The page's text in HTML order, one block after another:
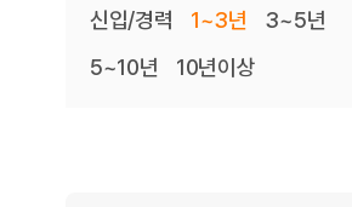
신입/경력 1~3년
3~5년
5~10년
10년이상